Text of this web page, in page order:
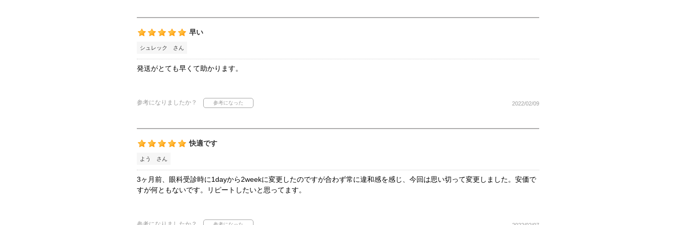
早い
シュレック さん
発送がとても早くて助かります。
参考になりましたか？ 2022/02/09
快適です
よう さん
3ヶ月前、眼科受診時に1dayから2weekに変更したのですが合わず常に違和感を感じ、今回は思い切って変更しました。安価で
すが何ともないです。リピートしたいと思ってます。